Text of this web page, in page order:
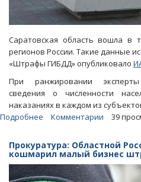
Саратовская область вошла в
регионов России. Такие данные
«Штрафы ГИБДД» опубликовало
При ранжировании
сведения о численности
наказаниях в каждом из
Подробнее
штафов
за
нарушение
Комментарии 39
Прокуратура: Областной
кошмарил малый бизнес